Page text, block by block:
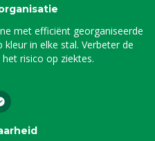
met efficiënt georganiseerde
in elke stal. Verbeter de
risico op ziektes.